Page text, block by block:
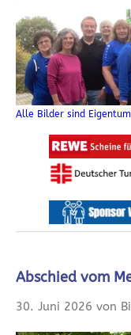
Alle Bilder sind
Abschied vom
30. Juni 2026 von